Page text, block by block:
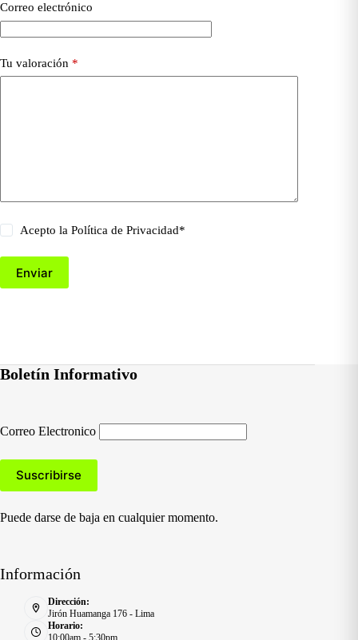
Correo electrónico
Tu valoración *
Acepto laPolítica de Privacidad*
Enviar
Boletín Informativo
Correo Electronico
Puede darse de baja en cualquier momento.
Información
Dirección:
Jirón Huamanga 176 - Lima
Horario:
10:00am - 5:30pm